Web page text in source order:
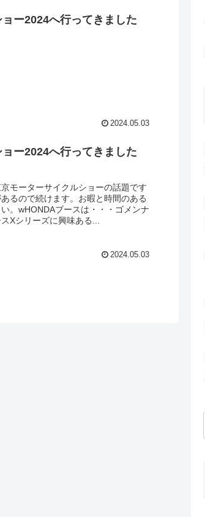
ー2024へ行ってきました
2024.05.03
ー2024へ行ってきました
モーターサイクルショーの話題です
るので続けます。お暇と時間のある
。wHONDAブースは・・・ゴメンナ
Xシリーズに興味ある...
2024.05.03